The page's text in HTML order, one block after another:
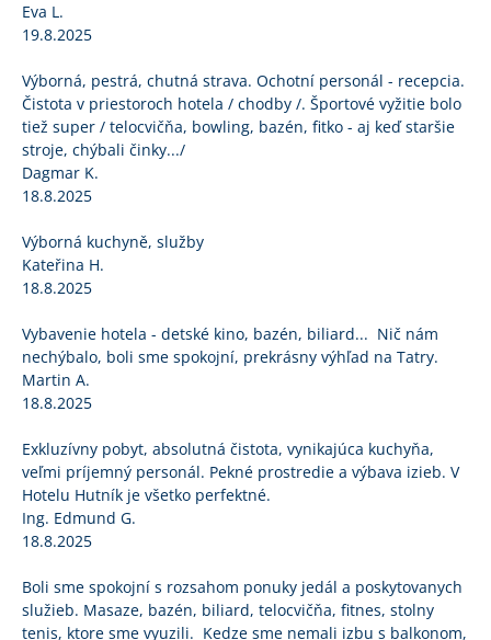
Eva L.
19.8.2025
Výborná, pestrá, chutná strava. Ochotní personál - recepcia.
Čistota v priestoroch hotela / chodby /. Športové vyžitie bolo
tiež super / telocvičňa, bowling, bazén, fitko - aj keď staršie
stroje, chýbali činky.../
Dagmar K.
18.8.2025
Výborná kuchyně, služby
Kateřina H.
18.8.2025
Vybavenie hotela - detské kino, bazén, biliard... Nič nám
nechýbalo, boli sme spokojní, prekrásny výhľad na Tatry.
Martin A.
18.8.2025
Exkluzívny pobyt, absolutná čistota, vynikajúca kuchyňa,
veľmi príjemný personál. Pekné prostredie a výbava izieb. V
Hotelu Hutník je všetko perfektné.
Ing. Edmund G.
18.8.2025
Boli sme spokojní s rozsahom ponuky jedál a poskytovanych
služieb. Masaze, bazén, biliard, telocvičňa, fitnes, stolny
tenis, ktore sme vyuzili. Kedze sme nemali izbu s balkonom,